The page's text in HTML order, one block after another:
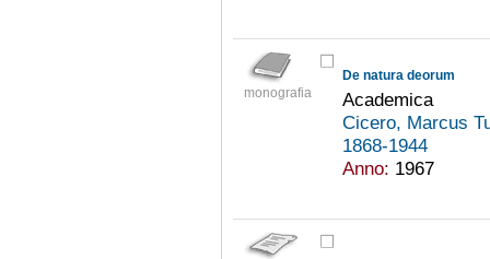
monografia
De natura deorum
Academica
Cicero, Marcus
1868-1944
Anno: 1967